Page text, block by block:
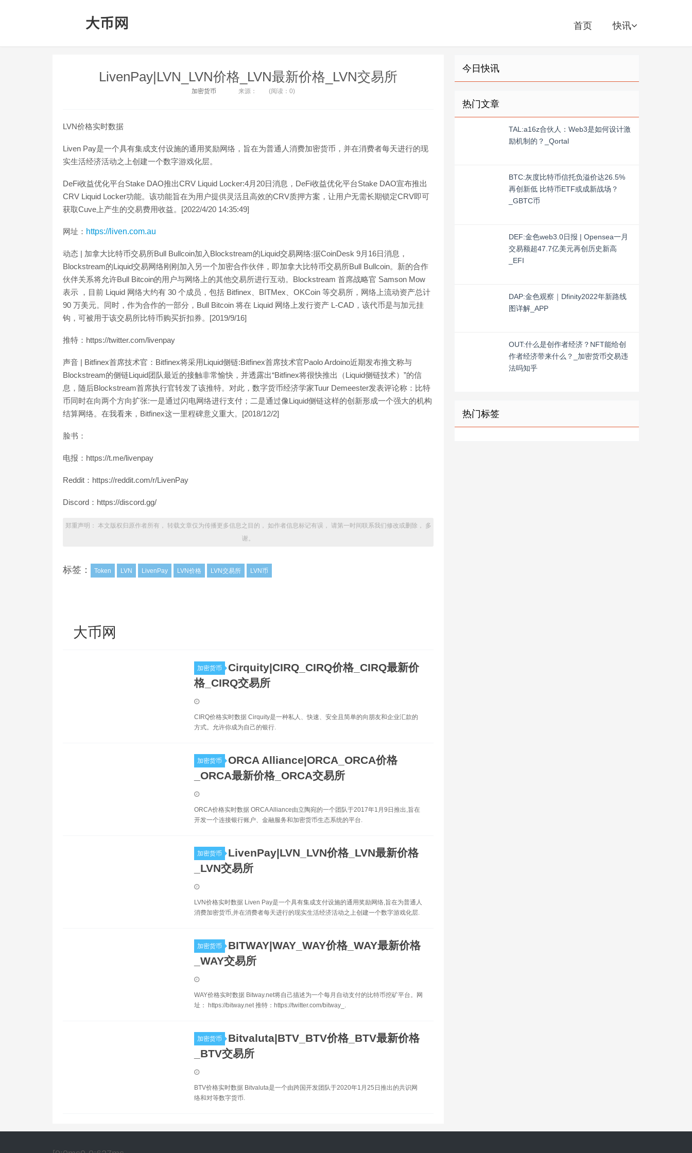
首页 快讯
LivenPay|LVN_LVN价格_LVN最新价格_LVN交易所
加密货币 来源： (阅读：0)
LVN价格实时数据
Liven Pay是一个具有集成支付设施的通用奖励网络，旨在为普通人消费加密货币，并在消费者每天进行的现
实生活经济活动之上创建一个数字游戏化层。
DeFi收益优化平台Stake DAO推出CRV Liquid Locker:4月20日消息，DeFi收益优化平台Stake DAO宣布推出
CRV Liquid Locker功能。该功能旨在为用户提供灵活且高效的CRV质押方案，让用户无需长期锁定CRV即可
获取Cuve上产生的交易费用收益。[2022/4/20 14:35:49]
网址： https://liven.com.au
动态 | 加拿大比特币交易所Bull Bullcoin加入Blockstream的Liquid交易网络:据CoinDesk 9月16日消息，
Blockstream的Liquid交易网络刚刚加入另一个加密合作伙伴，即加拿大比特币交易所Bull Bullcoin。新的合作
伙伴关系将允许Bull Bitcoin的用户与网络上的其他交易所进行互动。Blockstream 首席战略官 Samson Mow
表示 ，目前 Liquid 网络大约有 30 个成员，包括 Bitfinex、BITMex、OKCoin 等交易所，网络上流动资产总计
90 万美元。同时，作为合作的一部分，Bull Bitcoin 将在 Liquid 网络上发行资产 L-CAD，该代币是与加元挂
钩，可被用于该交易所比特币购买折扣券。[2019/9/16]
推特：https://twitter.com/livenpay
声音 | Bitfinex首席技术官：Bitfinex将采用Liquid侧链:Bitfinex首席技术官Paolo Ardoino近期发布推文称与
Blockstream的侧链Liquid团队最近的接触非常愉快，并透露出“Bitfinex将很快推出（Liquid侧链技术）”的信
息，随后Blockstream首席执行官转发了该推特。对此，数字货币经济学家Tuur Demeester发表评论称：比特
币同时在向两个方向扩张:一是通过闪电网络进行支付；二是通过像Liquid侧链这样的创新形成一个强大的机构
结算网络。在我看来，Bitfinex这一里程碑意义重大。[2018/12/2]
脸书：
电报：https://t.me/livenpay
Reddit：https://reddit.com/r/LivenPay
Discord：https://discord.gg/
郑重声明： 本文版权归原作者所有， 转载文章仅为传播更多信息之目的， 如作者信息标记有误， 请第一时间联系我们修改或删除， 多
谢。
标签： Token LVN LivenPay LVN价格 LVN交易所 LVN币
大币网
加密货币
Cirquity|CIRQ_CIRQ价格_CIRQ最新价
格_CIRQ交易所
CIRQ价格实时数据 Cirquity是一种私人、快速、安全且简单的向朋友和企业汇款的
方式。允许你成为自己的银行.
加密货币
ORCA Alliance|ORCA_ORCA价格
_ORCA最新价格_ORCA交易所
ORCA价格实时数据 ORCA Alliance由立陶宛的一个团队于2017年1月9日推出,旨在
开发一个连接银行账户、金融服务和加密货币生态系统的平台.
加密货币
LivenPay|LVN_LVN价格_LVN最新价格
_LVN交易所
LVN价格实时数据 Liven Pay是一个具有集成支付设施的通用奖励网络,旨在为普通人
消费加密货币,并在消费者每天进行的现实生活经济活动之上创建一个数字游戏化层.
加密货币
BITWAY|WAY_WAY价格_WAY最新价格
_WAY交易所
WAY价格实时数据 Bitway.net将自己描述为一个每月自动支付的比特币挖矿平台。网
址： https://bitway.net 推特：https://twitter.com/bitway_.
加密货币
Bitvaluta|BTV_BTV价格_BTV最新价格
_BTV交易所
BTV价格实时数据 Bitvaluta是一个由跨国开发团队于2020年1月25日推出的共识网
络和对等数字货币.
今日快讯
热门文章
TAL:a16z合伙人：Web3是如何设计激
励机制的？_Qortal
BTC:灰度比特币信托负溢价达26.5%
再创新低 比特币ETF或成新战场？
_GBTC币
DEF:金色web3.0日报 | Opensea一月
交易额超47.7亿美元再创历史新高
_EFI
DAP:金色观察｜Dfinity2022年新路线
图详解_APP
OUT:什么是创作者经济？NFT能给创
作者经济带来什么？_加密货币交易违
法吗知乎
热门标签